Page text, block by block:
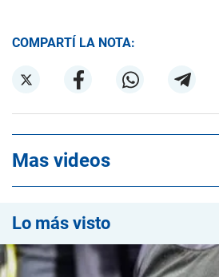
COMPARTÍ LA NOTA:
Mas videos
Lo más visto